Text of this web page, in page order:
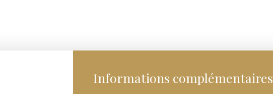
Informations complémentaires